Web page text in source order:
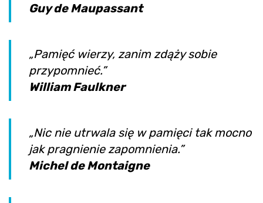
Guy de Maupassant
„Pamięć wierzy, zanim zdąży sobie
przypomnieć.”
William Faulkner
„Nic nie utrwala się w pamięci tak mocno
jak pragnienie zapomnienia.”
Michel de Montaigne